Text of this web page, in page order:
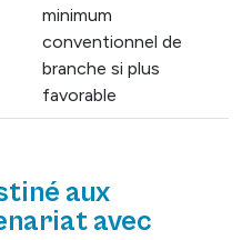
minimum
conventionnel de
branche si plus
favorable
aux
avec